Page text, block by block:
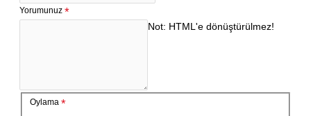
Yorumunuz
Not: HTML'e dönüştürülmez!
Oylama